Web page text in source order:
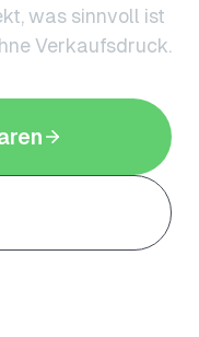
was sinnvoll ist
Verkaufsdruck.